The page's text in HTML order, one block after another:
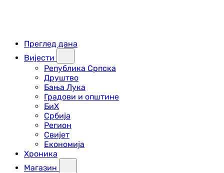
Преглед дана
Вијести
Република Српска
Друштво
Бања Лука
Градови и општине
БиХ
Србија
Регион
Свијет
Економија
Хроника
Магазин